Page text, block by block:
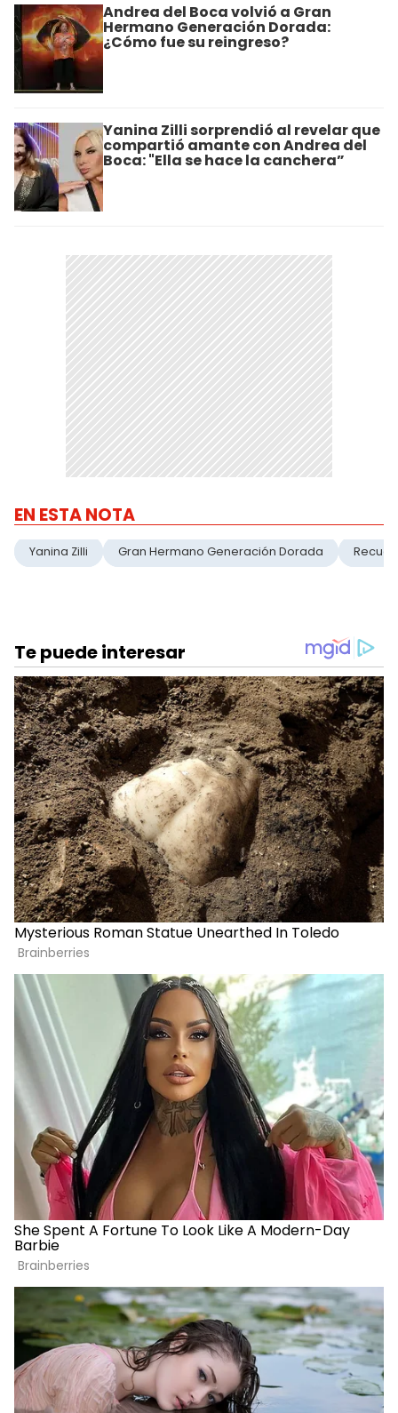
Andrea del Boca volvió a Gran
Hermano Generación Dorada:
¿Cómo fue su reingreso?
Yanina Zilli sorprendió al revelar que
compartió amante con Andrea del
Boca: "Ella se hace la canchera”
EN ESTA NOTA
Yanina Zilli Gran Hermano Generación Dorada